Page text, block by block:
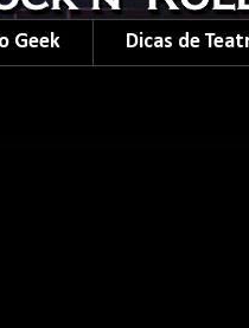
Geek Dicas de